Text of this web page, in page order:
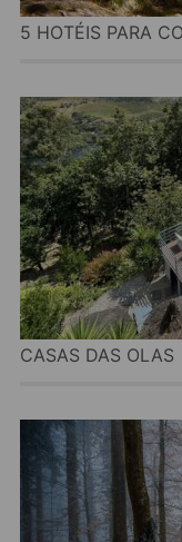
5 HOTÉIS PARA
CASAS DAS OLAS